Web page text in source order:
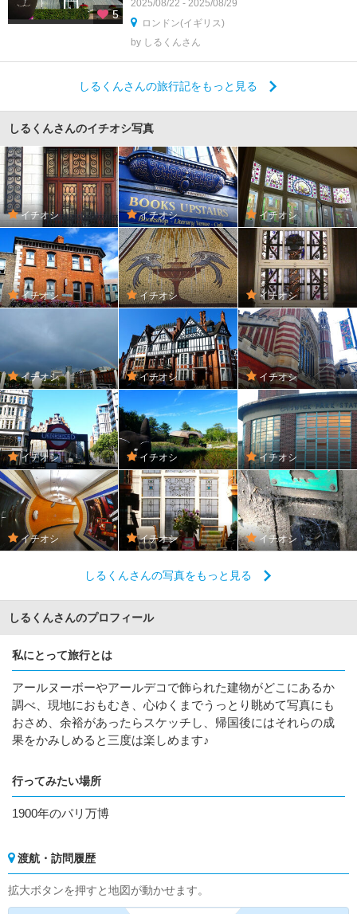
5
2025/08/22 - 2025/08/29
ロンドン(イギリス)
by しるくんさん
しるくんさんの旅行記をもっと見る
しるくんさんのイチオシ写真
イチオシ イチオシ イチオシ
イチオシ イチオシ イチオシ
イチオシ イチオシ イチオシ
イチオシ イチオシ イチオシ
イチオシ イチオシ イチオシ
しるくんさんの写真をもっと見る
しるくんさんのプロフィール
私にとって旅行とは
アールヌーボーやアールデコで飾られた建物がどこにあるか
調べ、現地におもむき、心ゆくまでうっとり眺めて写真にも
おさめ、余裕があったらスケッチし、帰国後にはそれらの成
果をかみしめると三度は楽しめます♪
行ってみたい場所
1900年のパリ万博
渡航・訪問履歴
拡大ボタンを押すと地図が動かせます。